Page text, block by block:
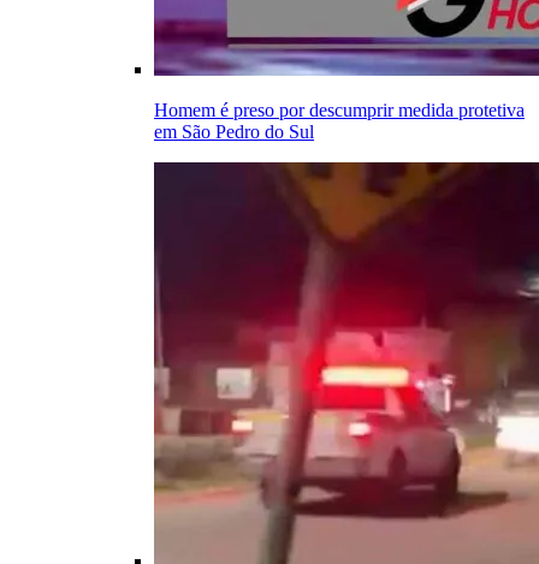
Homem é preso por descumprir medida protetiva
em São Pedro do Sul